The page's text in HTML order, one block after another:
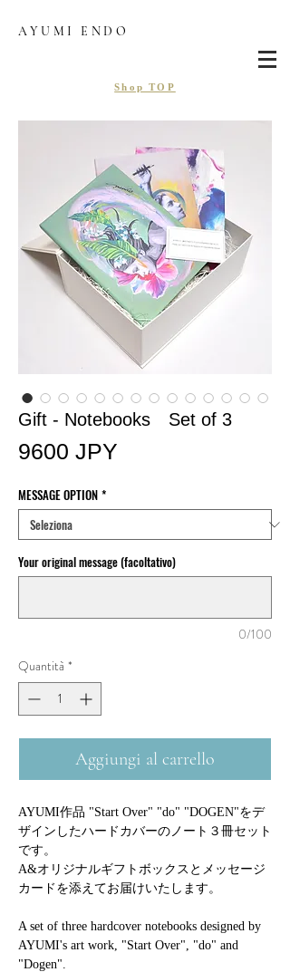
AYUMI ENDO
Shop TOP
Gift - Notebooks Set of 3
9600 JPY
MESSAGE OPTION *
Your original message (facoltativo)
0/100
Quantità *
Aggiungi al carrello
AYUMI作品 "Start Over" "do" "DOGEN"をデ
ザインしたハードカバーのノート３冊セット
です。
A&オリジナルギフトボックスとメッセージ
カードを添えてお届けいたします。
A set of three hardcover notebooks designed by
AYUMI's art work, "Start Over", "do" and
"Dogen".